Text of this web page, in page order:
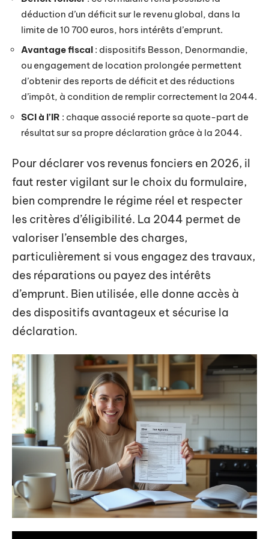
déduction d’un déficit sur le revenu global, dans la
limite de 10 700 euros, hors intérêts d’emprunt.
Avantage fiscal : dispositifs Besson, Denormandie,
ou engagement de location prolongée permettent
d’obtenir des reports de déficit et des réductions
d’impôt, à condition de remplir correctement la 2044.
SCI à l’IR : chaque associé reporte sa quote-part de
résultat sur sa propre déclaration grâce à la 2044.
Pour déclarer vos revenus fonciers en 2026, il
faut rester vigilant sur le choix du formulaire,
bien comprendre le régime réel et respecter
les critères d’éligibilité. La 2044 permet de
valoriser l’ensemble des charges,
particulièrement si vous engagez des travaux,
des réparations ou payez des intérêts
d’emprunt. Bien utilisée, elle donne accès à
des dispositifs avantageux et sécurise la
déclaration.